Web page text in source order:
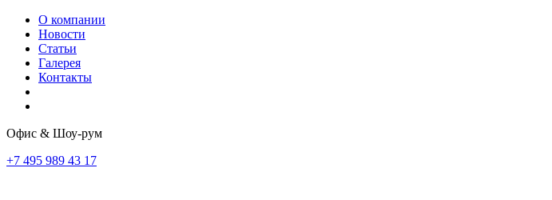
О компании
Новости
Статьи
Галерея
Контакты
Офис & Шоу-рум
+7 495 989 43 17